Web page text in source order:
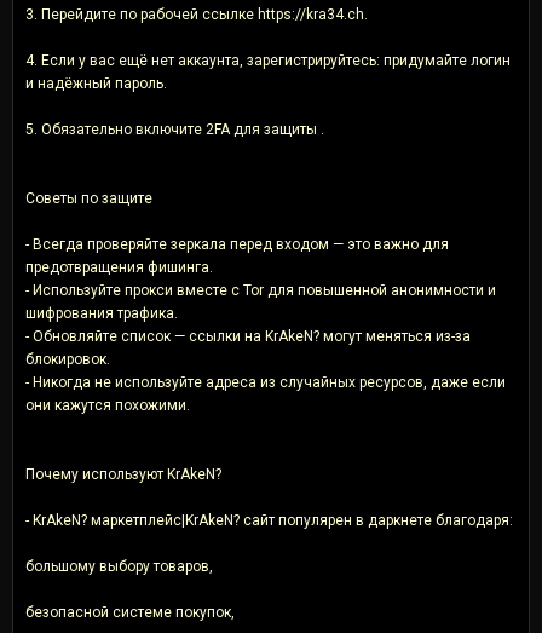
3. Перейдите по рабочей ссылке https://kra34.ch.
4. Если у вас ещё нет аккаунта, зарегистрируйтесь: придумайте логин
и надёжный пароль.
5. Обязательно включите 2FA для защиты .
Советы по защите
- Всегда проверяйте зеркала перед входом — это важно для
предотвращения фишинга.
- Используйте прокси вместе с Tor для повышенной анонимности и
шифрования трафика.
- Обновляйте список — ссылки на KrAkeN? могут меняться из-за
блокировок.
- Никогда не используйте адреса из случайных ресурсов, даже если
они кажутся похожими.
Почему используют KrAkeN?
- KrAkeN? маркетплейс|KrAkeN? сайт популярен в даркнете благодаря:
большому выбору товаров,
безопасной системе покупок,